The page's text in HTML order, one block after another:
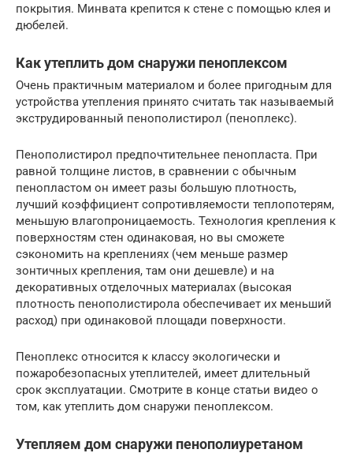
покрытия. Минвата крепится к стене с помощью клея и
дюбелей.
Как утеплить дом снаружи пеноплексом
Очень практичным материалом и более пригодным для
устройства утепления принято считать так называемый
экструдированный пенополистирол (пеноплекс).
Пенополистирол предпочтительнее пенопласта. При
равной толщине листов, в сравнении с обычным
пенопластом он имеет разы большую плотность,
лучший коэффициент сопротивляемости теплопотерям,
меньшую влагопроницаемость. Технология крепления к
поверхностям стен одинаковая, но вы сможете
сэкономить на креплениях (чем меньше размер
зонтичных крепления, там они дешевле) и на
декоративных отделочных материалах (высокая
плотность пенополистирола обеспечивает их меньший
расход) при одинаковой площади поверхности.
Пеноплекс относится к классу экологически и
пожаробезопасных утеплителей, имеет длительный
срок эксплуатации. Смотрите в конце статьи видео о
том, как утеплить дом снаружи пеноплексом.
Утепляем дом снаружи пенополиуретаном